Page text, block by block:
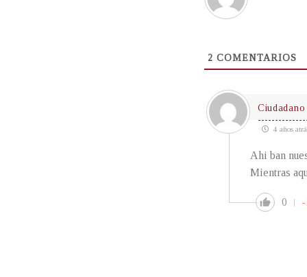
2 COMENTARIOS
Ciudadano
4 años
Ahi ban
Mientras
0